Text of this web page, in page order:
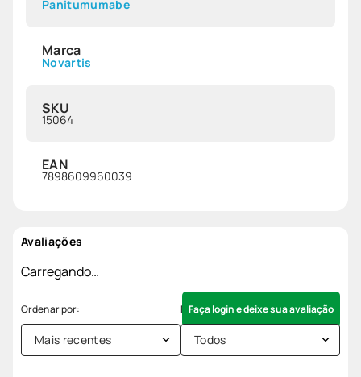
Panitumumabe
Marca
Novartis
SKU
15064
EAN
7898609960039
Avaliações
Carregando…
Faça login e deixe sua avaliação
Mais recentes Todos